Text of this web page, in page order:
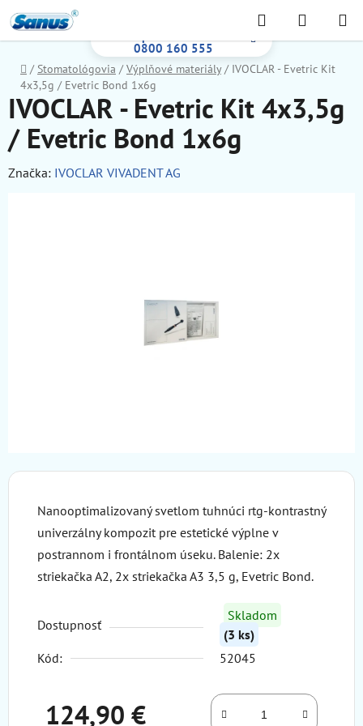
na
obsah
0800 160 555
Hľadať
KOŠÍK
Domov
/ Stomatológovia / Výplňové materiály / IVOCLAR - Evetric Kit
4x3,5g / Evetric Bond 1x6g
Nanooptimalizovaný svetlom tuhnúci rtg-kontrastný
univerzálny kompozit pre estetické výplne v
postrannom i frontálnom úseku. Balenie: 2x
striekačka A2, 2x striekačka A3 3,5 g, Evetric Bond.
Dostupnosť
Skladom
(3 ks)
Kód:
52045
124,90 €
IVOCLAR - Evetric Kit 4x3,5g
/ Evetric Bond 1x6g
Značka: IVOCLAR VIVADENT AG